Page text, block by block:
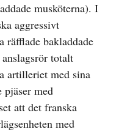
musköterna). I
aggressivt
räfflade bakladdade
totalt
artilleriet med sina
pjäser med
att det franska
med